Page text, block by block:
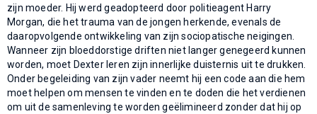
zijn moeder. Hij werd geadopteerd door politieagent Harry
Morgan, die het trauma van de jongen herkende, evenals de
daaropvolgende ontwikkeling van zijn sociopatische neigingen.
Wanneer zijn bloeddorstige driften niet langer genegeerd kunnen
worden, moet Dexter leren zijn innerlijke duisternis uit te drukken.
Onder begeleiding van zijn vader neemt hij een code aan die hem
moet helpen om mensen te vinden en te doden die het verdienen
om uit de samenleving te worden geëlimineerd zonder dat hij op